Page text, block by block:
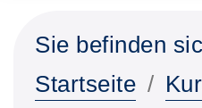
Sie befinden
Startseite